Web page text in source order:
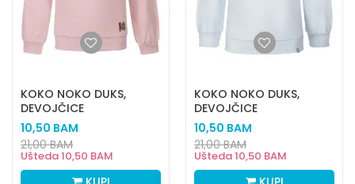
KOKO NOKO DUKS,
DEVOJČICE
10,50 BAM
Ušteda10,50 BAM
21,00BAM
KOKO NOKO DUKS,
DEVOJČICE
10,50 BAM
Ušteda10,50 BAM
21,00BAM